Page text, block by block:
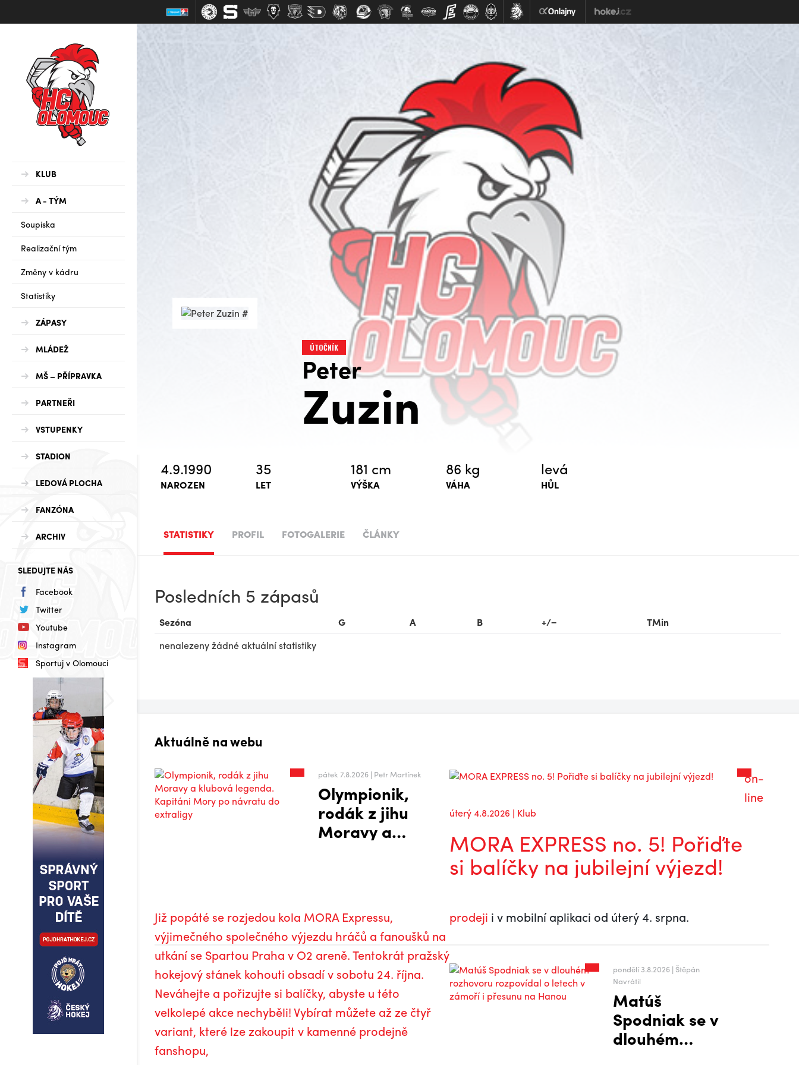
KLUB
A - TÝM
Soupiska
Realizační tým
Změny v kádru
Statistiky
ZÁPASY
MLÁDEŽ
MŠ – PŘÍPRAVKA
PARTNEŘI
VSTUPENKY
STADION
LEDOVÁ PLOCHA
FANZÓNA
ARCHIV
SLEDUJTE NÁS
Facebook
Twitter
Youtube
Instagram
Sportuj v Olomouci
ÚTOČNÍK
Peter
Zuzin
4.9.1990
NAROZEN
35
LET
181 cm
VÝŠKA
86 kg
VÁHA
levá
HŮL
STATISTIKY PROFIL FOTOGALERIE ČLÁNKY
Posledních 5 zápasů
Sezóna G A B +/−
TMin
nenalezeny žádné aktuální statistiky
Aktuálně na webu
pátek 7.8.2026 | Petr Martínek
Olympionik,
rodák z jihu
Moravy a
Mory po
návratu do
extraligy
úterý 4.8.2026 | Klub
MORA EXPRESS no. 5! Pořiďte
si balíčky na jubilejní výjezd!
Již popáté se rozjedou kola MORA Expressu,
výjimečného společného výjezdu hráčů a fanoušků na
utkání se Spartou Praha v O2 areně. Tentokrát pražský
hokejový stánek kohouti obsadí v sobotu 24. října.
Neváhejte a pořizujte si balíčky, abyste u této
velkolepé akce nechyběli! Vybírat můžete až ze čtyř
variant, které lze zakoupit v kamenné prodejně
fanshopu,
on-
line
prodeji i v mobilní aplikaci od úterý 4. srpna.
pondělí 3.8.2026 | Štěpán
Navrátil
Matúš
Spodniak se v
dlouhém